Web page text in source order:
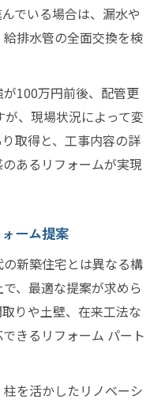
でいる場合は、漏水や
排水管の全面交換を検
100万円前後、配管更
、現場状況によって変
取得と、工事内容の詳
あるリフォームが実現
ーム提案
新築住宅とは異なる構
、最適な提案が求めら
りや土壁、在来工法な
きるリフォーム パート
を活かしたリノベーシ